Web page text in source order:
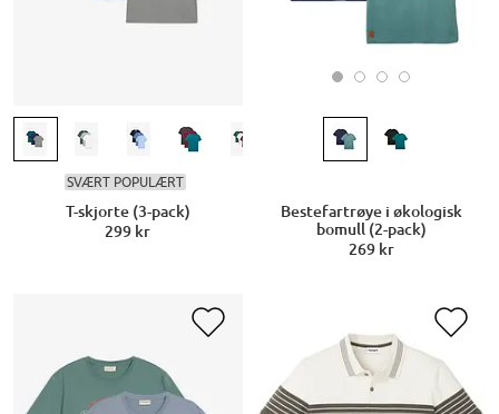
SVÆRT POPULÆRT
T-skjorte (3-pack)
299 kr
Bestefartrøye i økologisk
bomull (2-pack)
269 kr